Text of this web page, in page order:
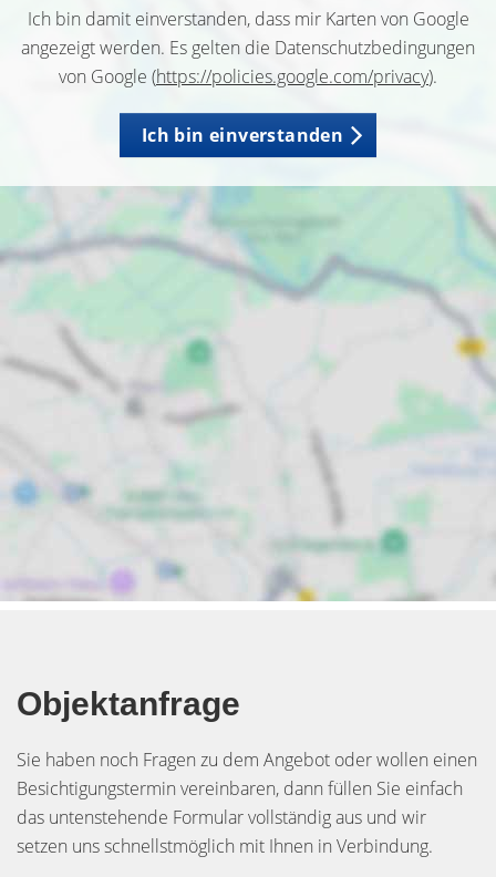
Ich bin damit einverstanden, dass mir Karten von Google
angezeigt werden. Es gelten die Datenschutzbedingungen
von Google (https://policies.google.com/privacy).
Ich bin einverstanden
Objektanfrage
Sie haben noch Fragen zu dem Angebot oder wollen einen
Besichtigungstermin vereinbaren, dann füllen Sie einfach
das untenstehende Formular vollständig aus und wir
setzen uns schnellstmöglich mit Ihnen in Verbindung.